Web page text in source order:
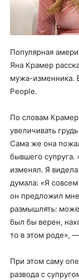
Популярная
Яна Крамер
мужа-изменника.
People.
По словам
увеличивать
Сама же она
бывшего супруга.
изменял. Я
думала: «Я
он предложил мне
размышлять:
был бы верен,
то в этом роде»,
При этом саму
развода с